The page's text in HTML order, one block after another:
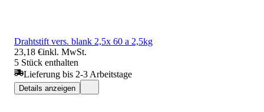
Drahtstift vers. blank 2,5x 60 a 2,5kg
23,18 €inkl. MwSt.
5 Stück enthalten
Lieferung bis 2-3 Arbeitstage
Details anzeigen